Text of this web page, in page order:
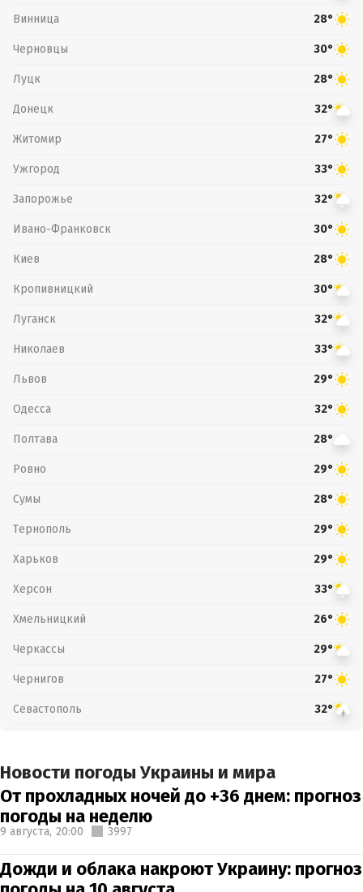
Винница 28°
Черновцы 30°
Луцк 28°
Донецк 32°
Житомир 27°
Ужгород 33°
Запорожье 32°
Ивано-Франковск 30°
Киев 28°
Кропивницкий 30°
Луганск 32°
Николаев 33°
Львов 29°
Одесса 32°
Полтава 28°
Ровно 29°
Сумы 28°
Тернополь 29°
Харьков 29°
Херсон 33°
Хмельницкий 26°
Черкассы 29°
Чернигов 27°
Севастополь 32°
Новости погоды Украины и мира
От прохладных ночей до +36 днем: прогноз
погоды на неделю
9 августа, 20:00 3997
Дожди и облака накроют Украину: прогноз